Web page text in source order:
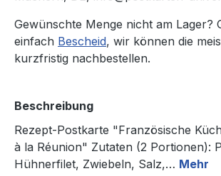
Gewünschte Menge nicht am Lager?
einfach Bescheid, wir können die
kurzfristig nachbestellen.
Beschreibung
Rezept-Postkarte "Französische
à la Réunion" Zutaten (2 Portionen):
Hühnerfilet, Zwiebeln, Salz,… Mehr